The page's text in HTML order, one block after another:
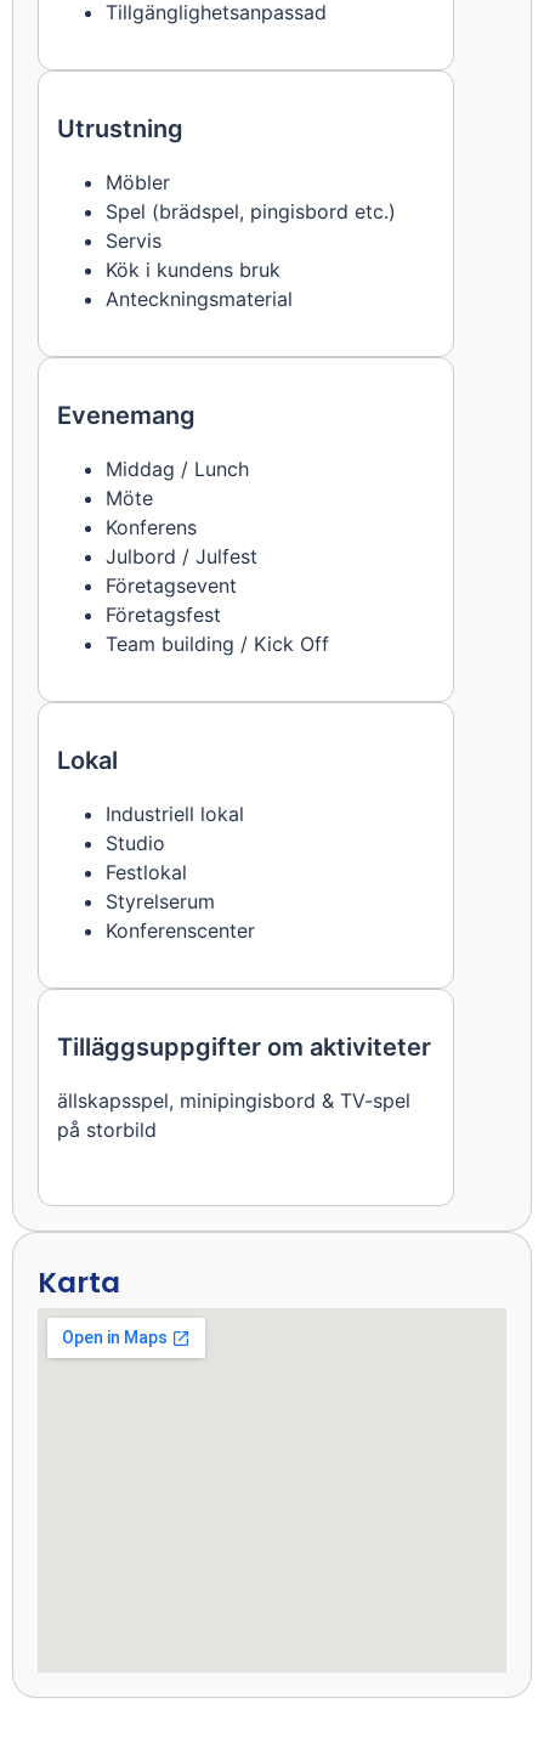
Tillgänglighetsanpassad
Utrustning
Möbler
Spel (brädspel, pingisbord etc.)
Servis
Kök i kundens bruk
Anteckningsmaterial
Evenemang
Middag / Lunch
Möte
Konferens
Julbord / Julfest
Företagsevent
Företagsfest
Team building / Kick Off
Lokal
Industriell lokal
Studio
Festlokal
Styrelserum
Konferenscenter
Tilläggsuppgifter om aktiviteter
ällskapsspel, minipingisbord & TV-spel
på storbild
Karta